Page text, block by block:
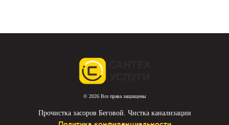
© 2026 Все права защищены
Прочистка засоров Беговой. Чистка канализации